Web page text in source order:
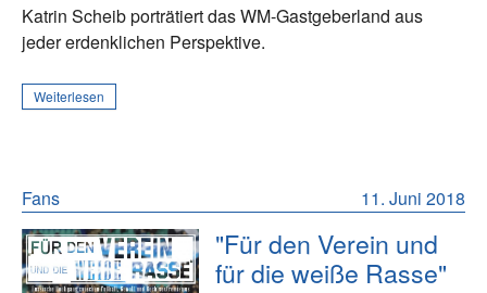
Katrin Scheib porträtiert das WM-Gastgeberland aus
jeder erdenklichen Perspektive.
Weiterlesen
11. Juni 2018
Fans
"Für den Verein und
für die weiße Rasse"